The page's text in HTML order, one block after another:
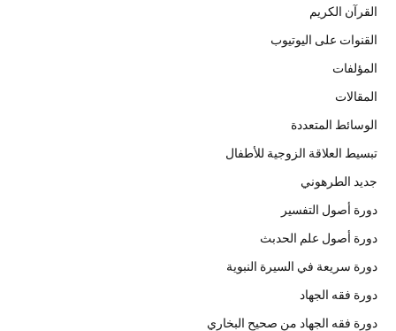
القرآن الكريم
القنوات على اليوتيوب
المؤلفات
المقالات
الوسائط المتعددة
تبسيط العلاقة الزوجية للأطفال
جديد الطرهوني
دورة أصول التفسير
دورة أصول علم الحدبث
دورة سريعة في السيرة النبوية
دورة فقه الجهاد
دورة فقه الجهاد من صحيح البخاري